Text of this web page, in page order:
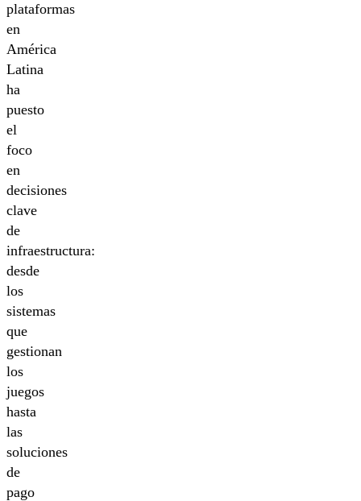
plataformas
en
América
Latina
ha
puesto
el
foco
en
decisiones
clave
de
infraestructura:
desde
los
sistemas
que
gestionan
los
juegos
hasta
las
soluciones
de
pago